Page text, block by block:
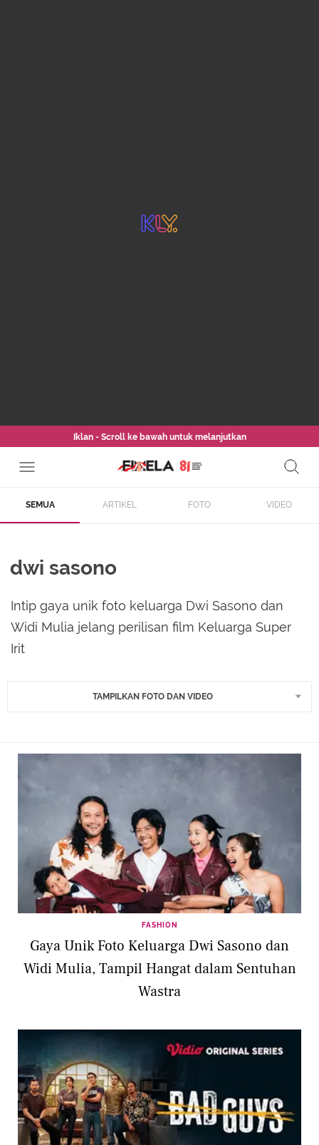
Iklan - Scroll ke bawah untuk melanjutkan
SEMUA ARTIKEL FOTO VIDEO
dwi sasono
Intip gaya unik foto keluarga Dwi Sasono dan
Widi Mulia jelang perilisan film Keluarga Super
Irit
TAMPILKAN FOTO DAN VIDEO
FASHION
Gaya Unik Foto Keluarga Dwi Sasono dan
Widi Mulia, Tampil Hangat dalam Sentuhan
Wastra